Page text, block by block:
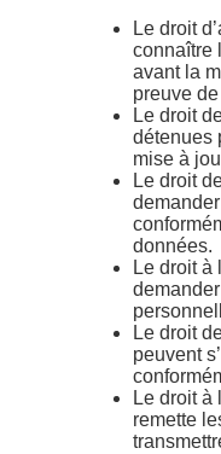
Le droit
connaître
avant la
preuve
Le droit
détenues
mise à
Le droit
données.
Le droit à
Le droit
peuvent
Le droit à
remette